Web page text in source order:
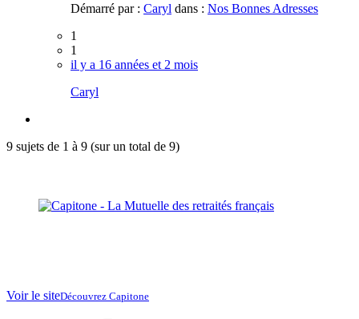
Démarré par : Caryl dans : Nos Bonnes Adresses
1
1
il y a 16 années et 2 mois
Caryl
9 sujets de 1 à 9 (sur un total de 9)
Voir le siteDécouvrez Capitone